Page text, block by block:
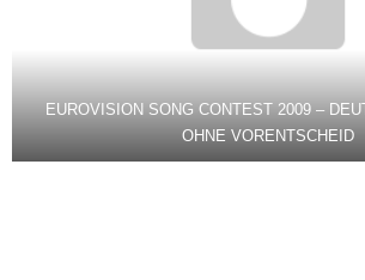
EUROVISION SONG CONTEST 2009 –
OHNE VORENTSCHEID